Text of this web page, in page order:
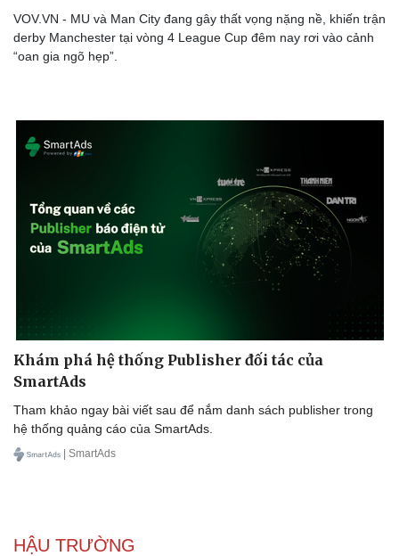
Sức khỏe
Dinh dưỡng - món ngon
Cây thuốc
Làm đẹp - giảm cân
Phòng mạch online
Đời sống
Nhà đẹp
VOV.VN - MU và Man City đang gây thất vọng nặng nề, khiến trận
derby Manchester tại vòng 4 League Cup đêm nay rơi vào cảnh
“oan gia ngõ hẹp”.
Khám phá hệ thống Publisher đối tác của
SmartAds
Tham khảo ngay bài viết sau để nắm danh sách publisher trong
hệ thống quảng cáo của SmartAds.
| SmartAds
HẬU TRƯỜNG